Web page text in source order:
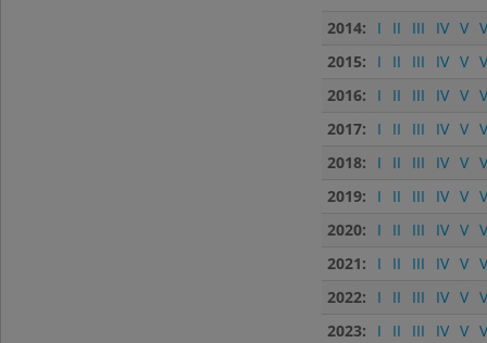
2014:
I II III IV V
2015:
I II III IV V
2016:
I II III IV V
2017:
I II III IV V
2018:
I II III IV V
2019:
I II III IV V
2020:
I II III IV V
2021:
I II III IV V
2022:
I II III IV V
2023:
I II III IV V